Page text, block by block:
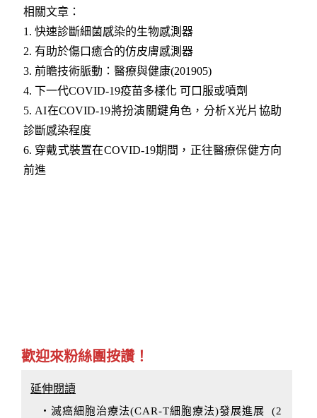
相關文章：
1. 快速診斷細菌感染的生物感測器
2. 有助於傷口癒合的仿皮膚感測器
3. 前瞻技術脈動：醫療與健康(201905)
4. 下一代COVID-19疫苗多樣化 可口服或噴劑
5. AI在COVID-19將扮演關鍵角色，分析X光片協助
診斷感染程度
6. 穿戴式裝置在COVID-19期間，正往醫療保健方向
前進
歡迎來粉絲團按讚！
延伸閱讀
‧滅癌細胞治療法(CAR-T細胞療法)發展進展 (2